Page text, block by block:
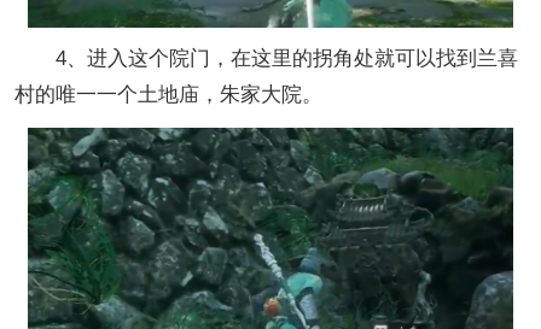
4、进入这个院门，在这里的拐角处就可以找到兰喜
村的唯一一个土地庙，朱家大院。